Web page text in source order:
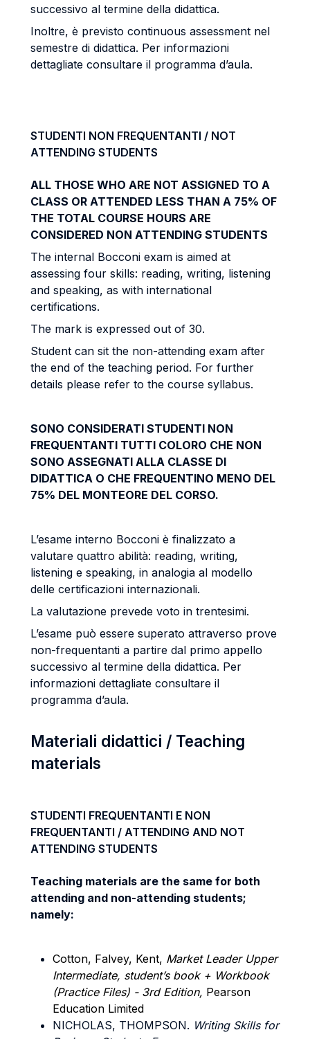
successivo al termine della didattica.
Inoltre, è previsto continuous assessment nel
semestre di didattica. Per informazioni
dettagliate consultare il programma d’aula.
STUDENTI NON FREQUENTANTI / NOT
ATTENDING STUDENTS
ALL THOSE WHO ARE NOT ASSIGNED TO A
CLASS OR ATTENDED LESS THAN A 75% OF
THE TOTAL COURSE HOURS ARE
CONSIDERED NON ATTENDING STUDENTS
The internal Bocconi exam is aimed at
assessing four skills: reading, writing, listening
and speaking, as with international
certifications.
The mark is expressed out of 30.
Student can sit the non-attending exam after
the end of the teaching period. For further
details please refer to the course syllabus.
SONO CONSIDERATI STUDENTI NON
FREQUENTANTI TUTTI COLORO CHE NON
SONO ASSEGNATI ALLA CLASSE DI
DIDATTICA O CHE FREQUENTINO MENO DEL
75% DEL MONTEORE DEL CORSO.
L’esame interno Bocconi è finalizzato a
valutare quattro abilità: reading, writing,
listening e speaking, in analogia al modello
delle certificazioni internazionali.
La valutazione prevede voto in trentesimi.
L’esame può essere superato attraverso prove
non-frequentanti a partire dal primo appello
successivo al termine della didattica. Per
informazioni dettagliate consultare il
programma d’aula.
Materiali didattici / Teaching
materials
STUDENTI FREQUENTANTI E NON
FREQUENTANTI / ATTENDING AND NOT
ATTENDING STUDENTS
Teaching materials are the same for both
attending and non-attending students;
namely:
Cotton, Falvey, Kent, Market Leader Upper
Intermediate, student’s book + Workbook
(Practice Files) - 3rd Edition, Pearson
Education Limited
NICHOLAS, THOMPSON. Writing Skills for